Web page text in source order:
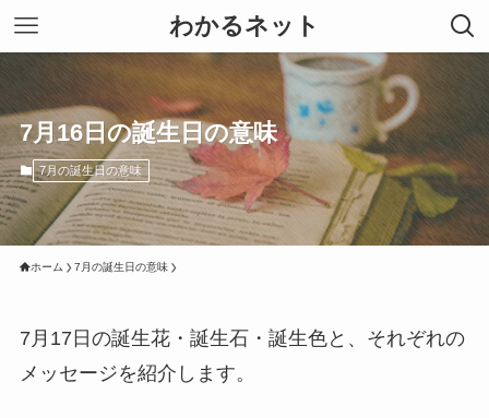
わかるネット
7月16日の誕生日の意味
7月の誕生日の意味
ホーム 7月の誕生日の意味
7月17日の誕生花・誕生石・誕生色と、それぞれの
メッセージを紹介します。